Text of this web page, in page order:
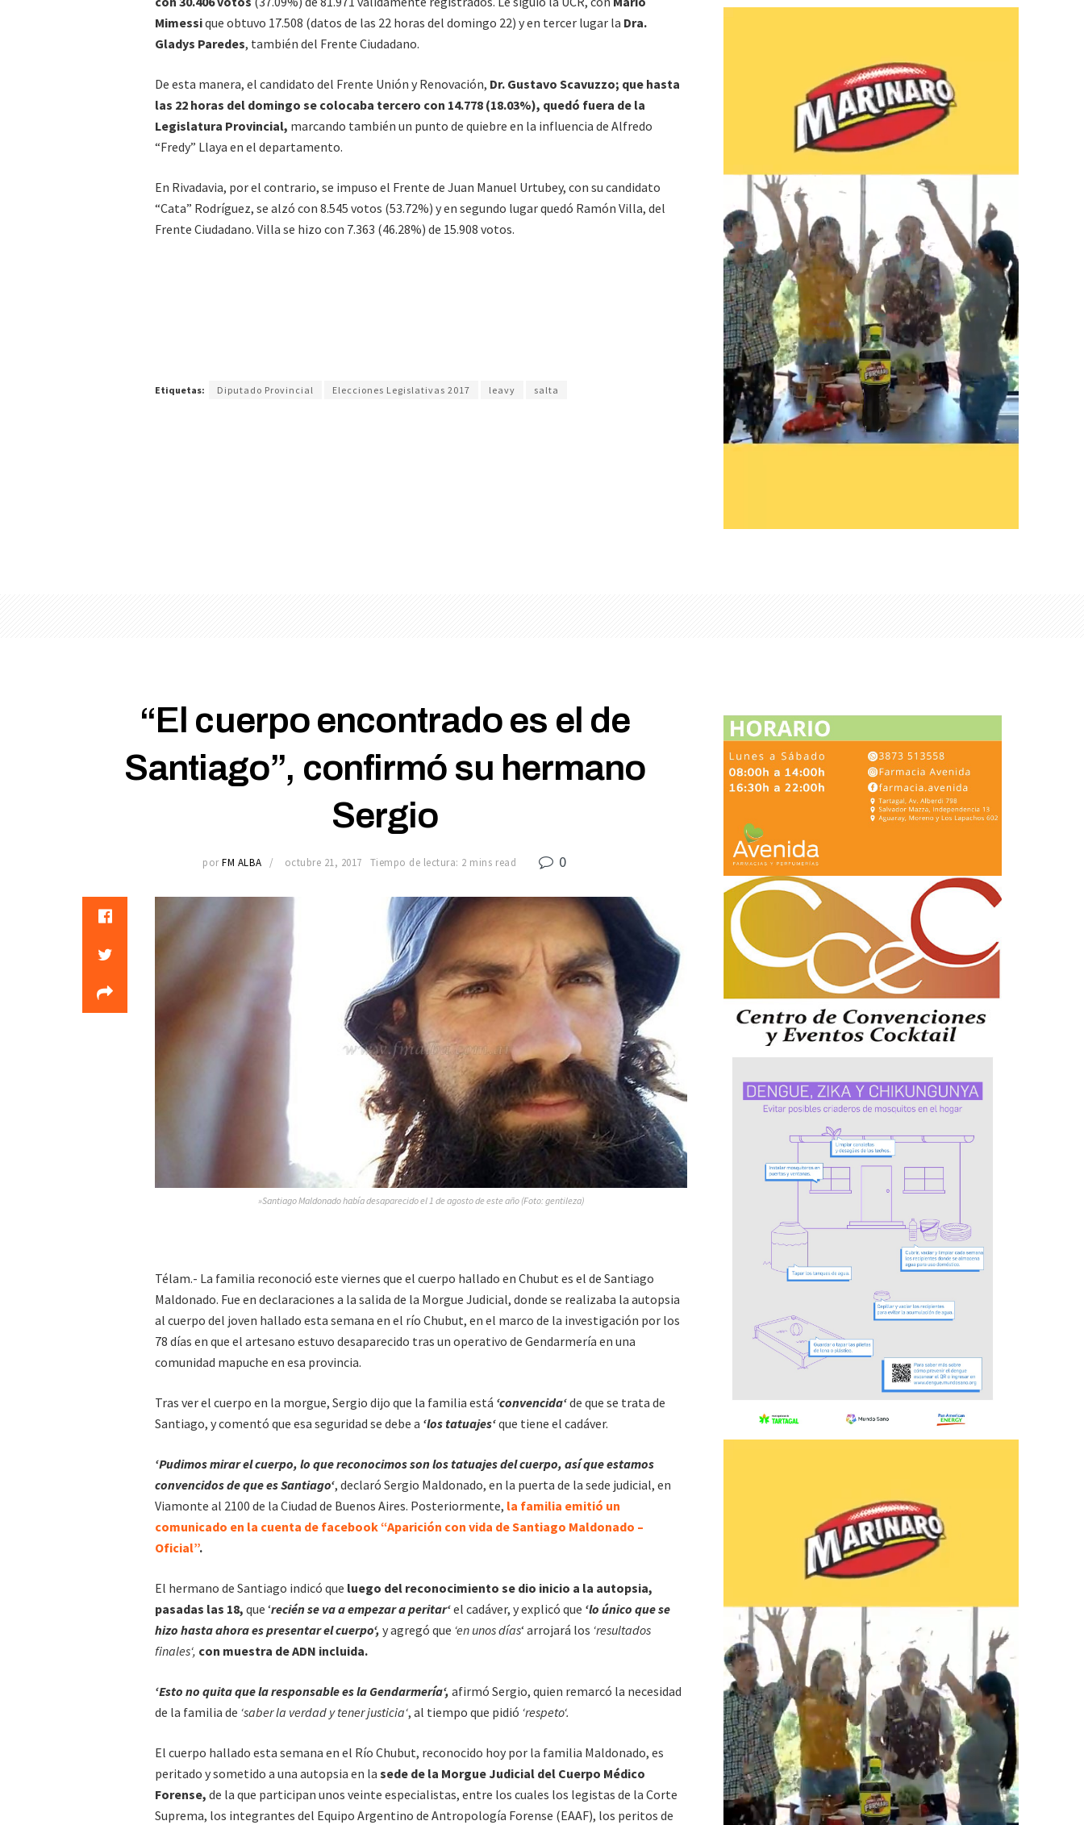
Mimessique obtuvo 17.508 (datos de las 22 horas del domingo 22) y en tercer lugar la Dra.
Gladys Paredes, también del Frente Ciudadano.
De esta manera, el candidato del Frente Unión y Renovación, Dr. Gustavo Scavuzzo; que hasta
las 22 horas del domingo se colocaba tercero con 14.778 (18.03%), quedó fuera de la
Legislatura Provincial, marcando también un punto de quiebre en la influencia de Alfredo
“Fredy” Llaya en el departamento.
En Rivadavia, por el contrario, se impuso el Frente de Juan Manuel Urtubey, con su candidato
“Cata” Rodríguez, se alzó con 8.545 votos (53.72%) y en segundo lugar quedó Ramón Villa, del
Frente Ciudadano. Villa se hizo con 7.363 (46.28%) de 15.908 votos.
Etiquetas: Diputado Provincial Elecciones Legislativas 2017 leavy salta
“El cuerpo encontrado es el de
Santiago”, confirmó su hermano
Sergio
por FM ALBA octubre 21, 2017 Tiempo de lectura: 2 mins read 0
»Santiago Maldonado había desaparecido el 1 de agosto de este año (Foto: gentileza)
Télam.- La familia reconoció este viernes que el cuerpo hallado en Chubut es el de Santiago
Maldonado. Fue en declaraciones a la salida de la Morgue Judicial, donde se realizaba la autopsia
al cuerpo del joven hallado esta semana en el río Chubut, en el marco de la investigación por los
78 días en que el artesano estuvo desaparecido tras un operativo de Gendarmería en una
comunidad mapuche en esa provincia.
Tras ver el cuerpo en la morgue, Sergio dijo que la familia está ‘convencida‘de que se trata de
Santiago, y comentó que esa seguridad se debe a ‘los tatuajes‘que tiene el cadáver.
‘Pudimos mirar el cuerpo, lo que reconocimos son los tatuajes del cuerpo, así que estamos
convencidos de que es Santiago‘, declaró Sergio Maldonado, en la puerta de la sede judicial, en
Viamonte al 2100 de la Ciudad de Buenos Aires. Posteriormente, la familia emitió un
comunicado en la cuenta de facebook “Aparición con vida de Santiago Maldonado –
Oficial”.
El hermano de Santiago indicó que luego del reconocimiento se dio inicio a la autopsia,
pasadas las 18, que ‘recién se va a empezar a peritar‘el cadáver, y explicó que ‘lo único que se
hizo hasta ahora es presentar el cuerpo‘, y agregó que ‘en unos días‘ arrojará los ‘resultados
finales‘, con muestra de ADN incluida.
‘Esto no quita que la responsable es la Gendarmería‘, afirmó Sergio, quien remarcó la necesidad
de la familia de ‘saber la verdad y tener justicia‘, al tiempo que pidió ‘respeto‘.
El cuerpo hallado esta semana en el Río Chubut, reconocido hoy por la familia Maldonado, es
peritado y sometido a una autopsia en la sede de la Morgue Judicial del Cuerpo Médico
Forense, de la que participan unos veinte especialistas, entre los cuales los legistas de la Corte
Suprema, los integrantes del Equipo Argentino de Antropología Forense (EAAF), los peritos de